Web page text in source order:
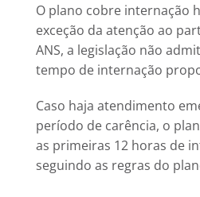
O plano cobre internação
exceção da atenção ao
ANS, a legislação não
tempo de internação
Caso haja atendimento
período de carência, o
as primeiras 12 horas de
seguindo as regras do